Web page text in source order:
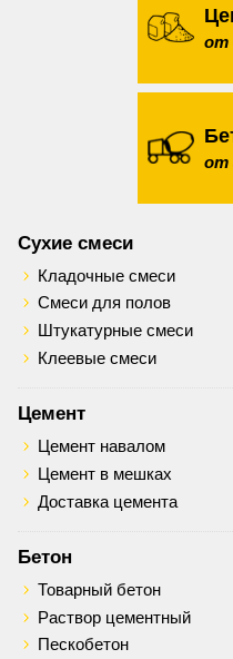
от
от
Сухие смеси
Кладочные смеси
Смеси для полов
Штукатурные смеси
Клеевые смеси
Цемент
Цемент навалом
Цемент в мешках
Доставка цемента
Бетон
Товарный бетон
Раствор цементный
Пескобетон